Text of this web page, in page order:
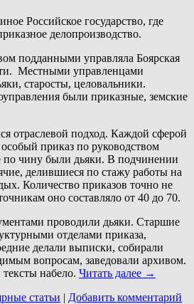
Российское государство, где
делопроизводство.
подданными управляла Боярская
Местными управленцами
старосты, целовальники.
были приказные, земские
отраслевой подход. Каждой сферой
особый приказ по руководством
по чину были дьяки. В подчинении
делившиеся по стажу работы на
Количество приказов точно не
оно составляло от 40 до 70.
проводили дьяки. Старшие
отделами приказа,
делали выписки, собирали
вопросам, заведовали архивом.
набело. Читать далее →
статьи | Добавить комментарий